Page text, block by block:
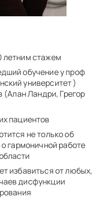
летним стажем
обучение у проф
университет )
(Алан Ландри, Грегор
пациентов
не только об
гармоничной работе
избавиться от любых,
дисфункции